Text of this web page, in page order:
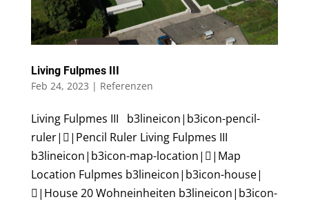
Living Fulpmes III
Feb 24, 2023 | Referenzen
Living Fulpmes III b3lineicon|b3icon-pencil-
ruler||Pencil Ruler Living Fulpmes III
b3lineicon|b3icon-map-location||Map
Location Fulpmes b3lineicon|b3icon-house|
|House 20 Wohneinheiten b3lineicon|b3icon-